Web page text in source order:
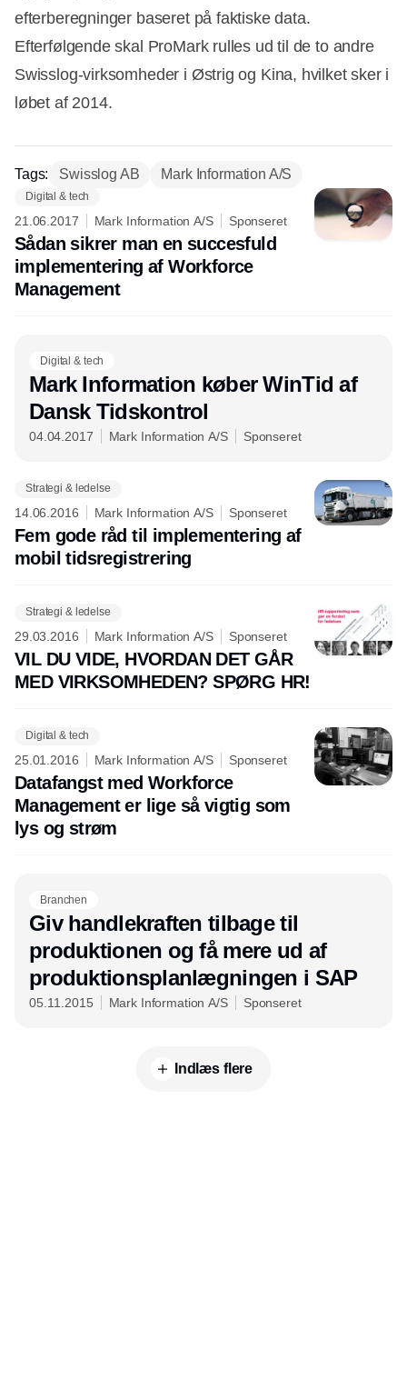
efterberegninger baseret på faktiske data.
Efterfølgende skal ProMark rulles ud til de to andre
Swisslog-virksomheder i Østrig og Kina, hvilket sker i
løbet af 2014.
Tags: Swisslog AB Mark Information A/S
Digital & tech
21.06.2017 Mark Information A/S Sponseret
Sådan sikrer man en succesfuld
implementering af Workforce
Management
Digital & tech
Mark Information køber WinTid af
Dansk Tidskontrol
04.04.2017 Mark Information A/S Sponseret
Strategi & ledelse
14.06.2016 Mark Information A/S Sponseret
Fem gode råd til implementering af
mobil tidsregistrering
Strategi & ledelse
29.03.2016 Mark Information A/S Sponseret
VIL DU VIDE, HVORDAN DET GÅR
MED VIRKSOMHEDEN? SPØRG HR!
Digital & tech
25.01.2016 Mark Information A/S Sponseret
Datafangst med Workforce
Management er lige så vigtig som
lys og strøm
Branchen
Giv handlekraften tilbage til
produktionen og få mere ud af
produktionsplanlægningen i SAP
05.11.2015 Mark Information A/S Sponseret
Indlæs flere